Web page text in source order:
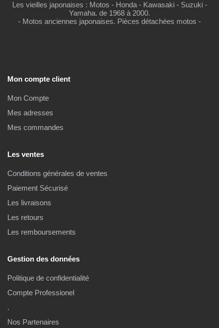
Les vieilles japonaises : Motos - Honda - Kawasaki - Suzuki -
Yamaha. de 1968 à 2000.
- Motos anciennes japonaises. Pièces détachées motos -
Mon compte client
Mon Compte
Mes adresses
Mes commandes
Les ventes
Conditions générales de ventes
Paiement Sécurisé
Les livraisons
Les retours
Les remboursements
Gestion des données
Politique de confidentialité
Compte Professionel
.
Nos Partenaires